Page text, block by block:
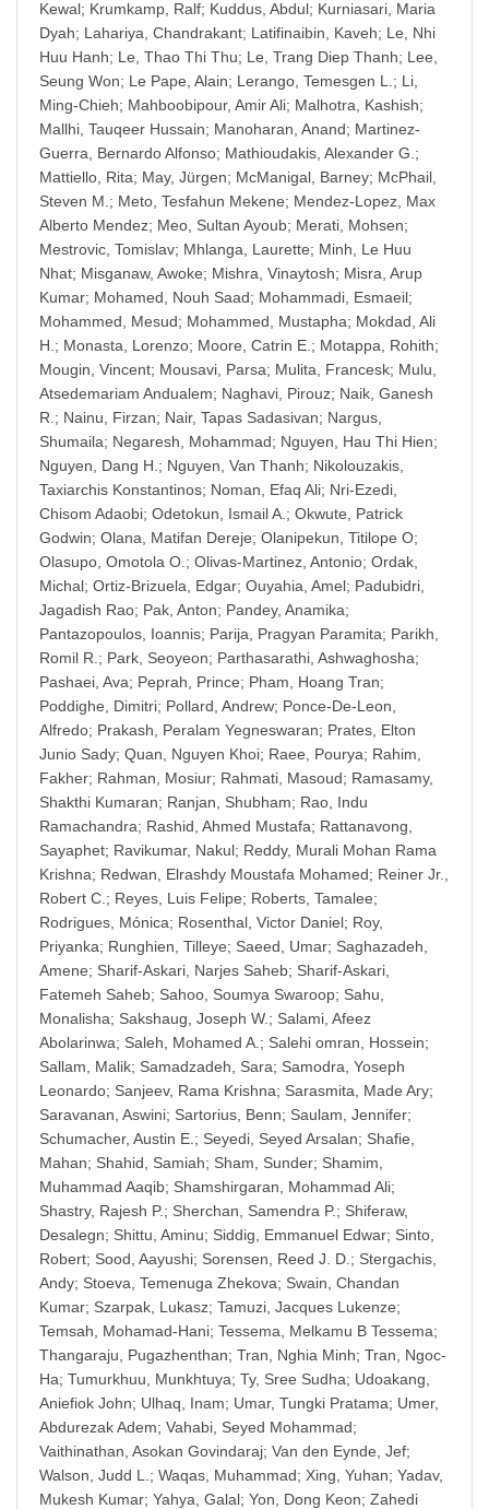
Kewal; Krumkamp, Ralf; Kuddus, Abdul; Kurniasari, Maria
Dyah; Lahariya, Chandrakant; Latifinaibin, Kaveh; Le, Nhi
Huu Hanh; Le, Thao Thi Thu; Le, Trang Diep Thanh; Lee,
Seung Won; Le Pape, Alain; Lerango, Temesgen L. ; Li,
Ming-Chieh; Mahboobipour, Amir Ali; Malhotra, Kashish;
Mallhi, Tauqeer Hussain; Manoharan, Anand; Martinez-
Guerra, Bernardo Alfonso; Mathioudakis, Alexander G. ;
Mattiello, Rita; May, Jürgen; McManigal, Barney; McPhail,
Steven M. ; Meto, Tesfahun Mekene; Mendez-Lopez, Max
Alberto Mendez; Meo, Sultan Ayoub; Merati, Mohsen;
Mestrovic, Tomislav; Mhlanga, Laurette; Minh, Le Huu
Nhat; Misganaw, Awoke; Mishra, Vinaytosh; Misra, Arup
Kumar; Mohamed, Nouh Saad; Mohammadi, Esmaeil;
Mohammed, Mesud; Mohammed, Mustapha; Mokdad, Ali
H. ; Monasta, Lorenzo; Moore, Catrin E. ; Motappa, Rohith;
Mougin, Vincent; Mousavi, Parsa; Mulita, Francesk; Mulu,
Atsedemariam Andualem; Naghavi, Pirouz; Naik, Ganesh
R. ; Nainu, Firzan; Nair, Tapas Sadasivan; Nargus,
Shumaila; Negaresh, Mohammad; Nguyen, Hau Thi Hien;
Nguyen, Dang H. ; Nguyen, Van Thanh; Nikolouzakis,
Taxiarchis Konstantinos; Noman, Efaq Ali; Nri-Ezedi,
Chisom Adaobi; Odetokun, Ismail A. ; Okwute, Patrick
Godwin; Olana, Matifan Dereje; Olanipekun, Titilope O;
Olasupo, Omotola O. ; Olivas-Martinez, Antonio; Ordak,
Michal; Ortiz-Brizuela, Edgar; Ouyahia, Amel; Padubidri,
Jagadish Rao; Pak, Anton; Pandey, Anamika;
Pantazopoulos, Ioannis; Parija, Pragyan Paramita; Parikh,
Romil R. ; Park, Seoyeon; Parthasarathi, Ashwaghosha;
Pashaei, Ava; Peprah, Prince; Pham, Hoang Tran;
Poddighe, Dimitri; Pollard, Andrew; Ponce-De-Leon,
Alfredo; Prakash, Peralam Yegneswaran; Prates, Elton
Junio Sady; Quan, Nguyen Khoi; Raee, Pourya; Rahim,
Fakher; Rahman, Mosiur; Rahmati, Masoud; Ramasamy,
Shakthi Kumaran; Ranjan, Shubham; Rao, Indu
Ramachandra; Rashid, Ahmed Mustafa; Rattanavong,
Sayaphet; Ravikumar, Nakul; Reddy, Murali Mohan Rama
Krishna; Redwan, Elrashdy Moustafa Mohamed; Reiner Jr.,
Robert C. ; Reyes, Luis Felipe; Roberts, Tamalee;
Rodrigues, Mónica; Rosenthal, Victor Daniel; Roy,
Priyanka; Runghien, Tilleye; Saeed, Umar; Saghazadeh,
Amene; Sharif-Askari, Narjes Saheb; Sharif-Askari,
Fatemeh Saheb; Sahoo, Soumya Swaroop; Sahu,
Monalisha; Sakshaug, Joseph W. ; Salami, Afeez
Abolarinwa; Saleh, Mohamed A. ; Salehi omran, Hossein;
Sallam, Malik; Samadzadeh, Sara; Samodra, Yoseph
Leonardo; Sanjeev, Rama Krishna; Sarasmita, Made Ary;
Saravanan, Aswini; Sartorius, Benn; Saulam, Jennifer;
Schumacher, Austin E. ; Seyedi, Seyed Arsalan; Shafie,
Mahan; Shahid, Samiah; Sham, Sunder; Shamim,
Muhammad Aaqib; Shamshirgaran, Mohammad Ali;
Shastry, Rajesh P.; Sherchan, Samendra P.; Shiferaw,
Desalegn; Shittu, Aminu; Siddig, Emmanuel Edwar; Sinto,
Robert; Sood, Aayushi; Sorensen, Reed J. D. ; Stergachis,
Andy; Stoeva, Temenuga Zhekova; Swain, Chandan
Kumar; Szarpak, Lukasz; Tamuzi, Jacques Lukenze;
Temsah, Mohamad-Hani; Tessema, Melkamu B Tessema;
Thangaraju, Pugazhenthan; Tran, Nghia Minh; Tran, Ngoc-
Ha; Tumurkhuu, Munkhtuya; Ty, Sree Sudha; Udoakang,
Aniefiok John; Ulhaq, Inam; Umar, Tungki Pratama; Umer,
Abdurezak Adem; Vahabi, Seyed Mohammad;
Vaithinathan, Asokan Govindaraj; Van den Eynde, Jef;
Walson, Judd L. ; Waqas, Muhammad; Xing, Yuhan; Yadav,
Mukesh Kumar; Yahya, Galal; Yon, Dong Keon; Zahedi